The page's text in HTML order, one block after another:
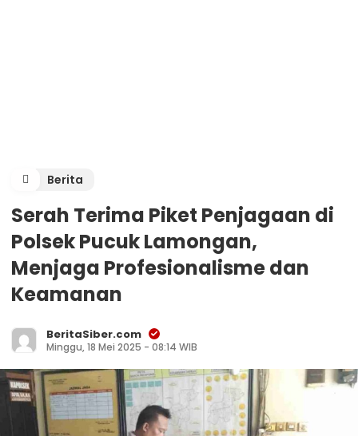
Berita
Serah Terima Piket Penjagaan di
Polsek Pucuk Lamongan,
Menjaga Profesionalisme dan
Keamanan
BeritaSiber.com
Minggu, 18 Mei 2025 - 08:14 WIB